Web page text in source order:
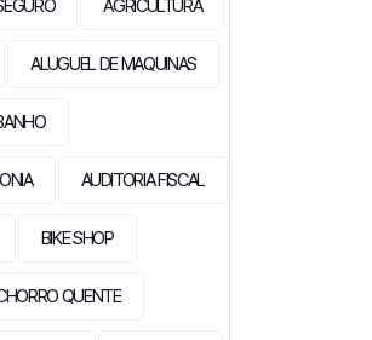
AGRICULTURA
ALUGUEL DE MAQUINAS
AUDITORIA FISCAL
BIKE SHOP
QUENTE